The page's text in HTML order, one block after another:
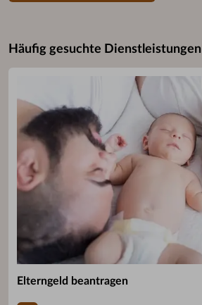
Häufig gesuchte Dienstleistungen
Elterngeld beantragen